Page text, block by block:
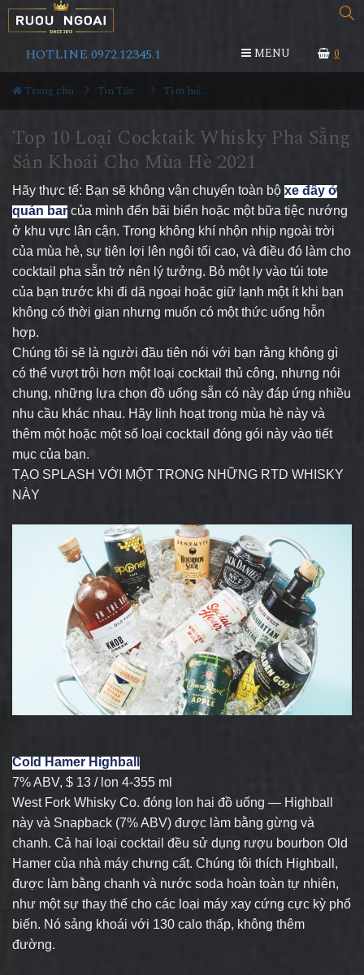
0
HOTLINE 0972.12345.1 MENU
Trang chủ Tin Tức Tìm hiểu về rượu
Top 10 Loại Cocktaik Whisky Pha Sẵng
Sản Khoái Cho Mùa Hè 2021
Hãy thực tế: Bạn sẽ không vận chuyển toàn bộ xe đẩy ở
quán bar của mình đến bãi biển hoặc một bữa tiệc nướng
ở khu vực lân cận. Trong không khí nhộn nhịp ngoài trời
của mùa hè, sự tiện lợi lên ngôi tối cao, và điều đó làm cho
cocktail pha sẵn trở nên lý tưởng. Bỏ một ly vào túi tote
của bạn trước khi đi dã ngoại hoặc giữ lạnh một ít khi bạn
không có thời gian nhưng muốn có một thức uống hỗn
hợp.
Chúng tôi sẽ là người đầu tiên nói với bạn rằng không gì
có thể vượt trội hơn một loại cocktail thủ công, nhưng nói
chung, những lựa chọn đồ uống sẵn có này đáp ứng nhiều
nhu cầu khác nhau. Hãy linh hoạt trong mùa hè này và
thêm một hoặc một số loại cocktail đóng gói này vào tiết
mục của bạn.
TẠO SPLASH VỚI MỘT TRONG NHỮNG RTD WHISKY
NÀY
Cold Hamer Highball
7% ABV, $ 13 / lon 4-355 ml
West Fork Whisky Co. đóng lon hai đồ uống — Highball
này và Snapback (7% ABV) được làm bằng gừng và
chanh. Cả hai loại cocktail đều sử dụng rượu bourbon Old
Hamer của nhà máy chưng cất. Chúng tôi thích Highball,
được làm bằng chanh và nước soda hoàn toàn tự nhiên,
như một sự thay thế cho các loại máy xay cứng cực kỳ phổ
biến. Nó sảng khoái với 130 calo thấp, không thêm
đường.